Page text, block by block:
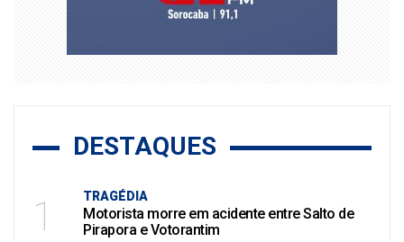
DESTAQUES
1 TRAGÉDIA
Motorista morre em acidente entre Salto de
Pirapora e Votorantim